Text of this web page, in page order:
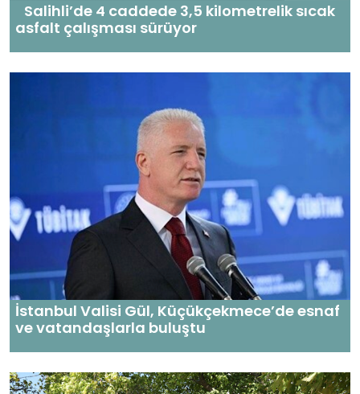
Salihli’de 4 caddede 3,5 kilometrelik sıcak
asfalt çalışması sürüyor
İstanbul Valisi Gül, Küçükçekmece’de esnaf
ve vatandaşlarla buluştu